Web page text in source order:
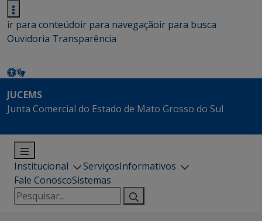
ir para conteúdoir para navegaçãoir para busca
Ouvidoria Transparência
JUCEMS
Junta Comercial do Estado de Mato Grosso do Sul
Institucional ServiçosInformativos
Fale ConoscoSistemas
Pesquisar
por: